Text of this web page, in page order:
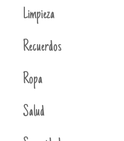
Limpieza
Recuerdos
Ropa
Salud